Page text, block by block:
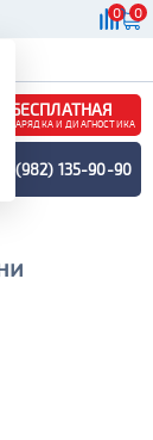
0 0
БЕСПЛАТНАЯ
ЗАРЯДКА И ДИАГНОСТИКА
+7 (982) 135-90-90